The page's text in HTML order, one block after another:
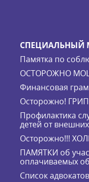
СПЕЦИАЛЬНЫЙ
Памятка по
ОСТОРОЖНО
Финансовая
Осторожно!
Профилактика
детей от
Осторожно!!!
ПАМЯТКИ об
оплачиваемых
Список